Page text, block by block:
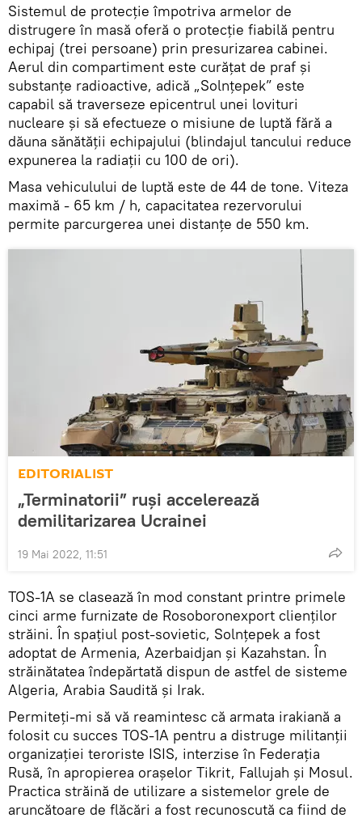
Sistemul de protecție împotriva armelor de
distrugere în masă oferă o protecție fiabilă pentru
echipaj (trei persoane) prin presurizarea cabinei.
Aerul din compartiment este curățat de praf și
substanțe radioactive, adică „Solnțepek” este
capabil să traverseze epicentrul unei lovituri
nucleare și să efectueze o misiune de luptă fără a
dăuna sănătății echipajului (blindajul tancului reduce
expunerea la radiații cu 100 de ori).
Masa vehiculului de luptă este de 44 de tone. Viteza
maximă - 65 km / h, capacitatea rezervorului
permite parcurgerea unei distanțe de 550 km.
EDITORIALIST
„Terminatorii” ruși accelerează
demilitarizarea Ucrainei
19 Mai 2022, 11:51
TOS-1A se clasează în mod constant printre primele
cinci arme furnizate de Rosoboronexport clienților
străini. În spațiul post-sovietic, Solnțepek a fost
adoptat de Armenia, Azerbaidjan și Kazahstan. În
străinătatea îndepărtată dispun de astfel de sisteme
Algeria, Arabia Saudită și Irak.
Permiteți-mi să vă reamintesc că armata irakiană a
folosit cu succes TOS-1A pentru a distruge militanții
organizației teroriste ISIS, interzise în Federația
Rusă, în apropierea orașelor Tikrit, Fallujah și Mosul.
Practica străină de utilizare a sistemelor grele de
aruncătoare de flăcări a fost recunoscută ca fiind de